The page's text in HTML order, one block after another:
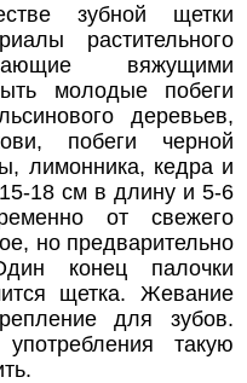
зубной щетки
растительного
вяжущими
молодые побеги
деревьев,
побеги черной
лимонника, кедра и
18 см в длину и 5-6
от свежего
но предварительно
конец палочки
щетка. Жевание
для зубов.
такую